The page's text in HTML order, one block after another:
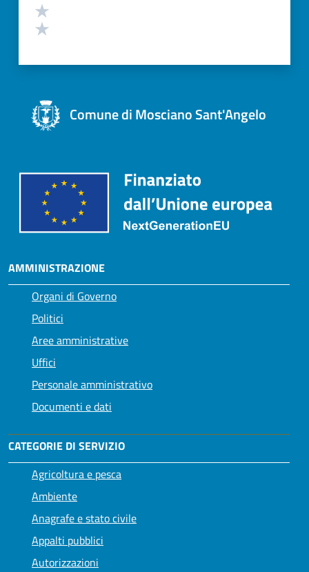
Comune di Mosciano Sant'Angelo
AMMINISTRAZIONE
Organi di Governo
Politici
Aree amministrative
Uffici
Personale amministrativo
Documenti e dati
CATEGORIE DI SERVIZIO
Agricoltura e pesca
Ambiente
Anagrafe e stato civile
Appalti pubblici
Autorizzazioni